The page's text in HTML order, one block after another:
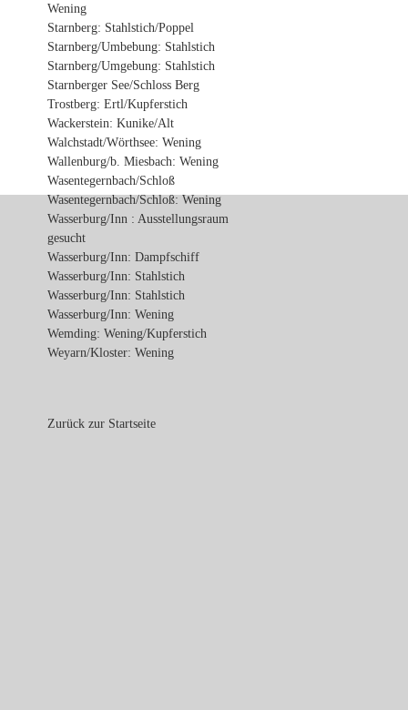
Wening
Starnberg: Stahlstich/Poppel
Starnberg/Umbebung: Stahlstich
Starnberg/Umgebung: Stahlstich
Starnberger See/Schloss Berg
Trostberg: Ertl/Kupferstich
Wackerstein: Kunike/Alt
Walchstadt/Wörthsee: Wening
Wallenburg/b. Miesbach: Wening
Wasentegernbach/Schloß
Wasentegernbach/Schloß: Wening
Wasserburg/Inn : Ausstellungsraum
gesucht
Wasserburg/Inn: Dampfschiff
Wasserburg/Inn: Stahlstich
Wasserburg/Inn: Stahlstich
Wasserburg/Inn: Wening
Wemding: Wening/Kupferstich
Weyarn/Kloster: Wening
Zurück zur Startseite